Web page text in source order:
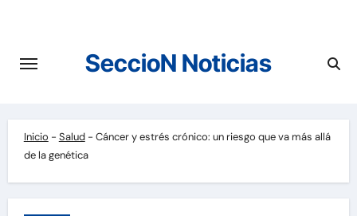
contenido
SeccioN Noticias
Inicio - Salud- Cáncer y estrés crónico: un riesgo que va más allá
de la genética